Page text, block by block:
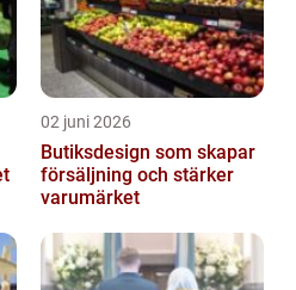
02 juni 2026
Butiksdesign som skapar
försäljning och stärker
varumärket